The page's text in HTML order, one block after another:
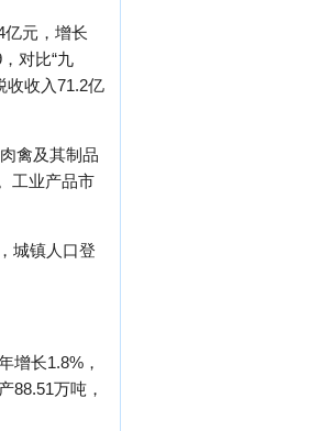
亿元，增长
对比“九
收收入71.2亿
禽及其制品
工业产品市
城镇人口登
增长1.8%，
88.51万吨，